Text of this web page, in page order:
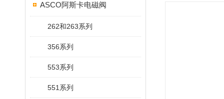
ASCO阿斯卡电磁阀
262和263系列
356系列
553系列
551系列